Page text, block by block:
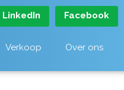
LinkedIn Facebook
Verkoop Over ons